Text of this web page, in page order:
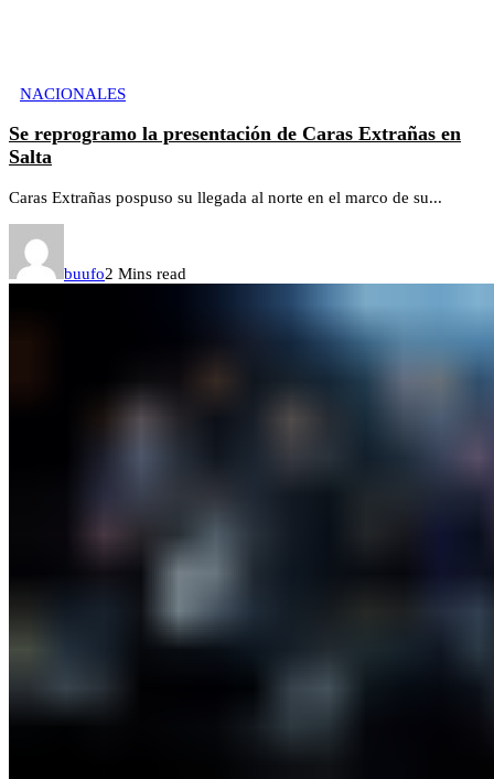
NACIONALES
Se reprogramo la presentación de Caras Extrañas en
Salta
Caras Extrañas pospuso su llegada al norte en el marco de su...
buufo2 Mins read